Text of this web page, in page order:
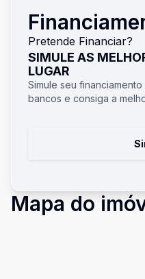
Pretende Financiar?
SIMULE AS
LUGAR
Simule seu
bancos e consiga a
Mapa do